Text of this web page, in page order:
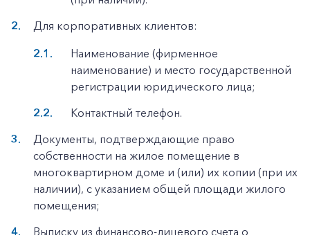
Для корпоративных клиентов:
Наименование (фирменное
наименование) и место государственной
регистрации юридического лица;
Контактный телефон.
Документы, подтверждающие право
собственности на жилое помещение в
многоквартирном доме и (или) их копии (при их
наличии), с указанием общей площади жилого
помещения;
Выписку из финансово-лицевого счета о